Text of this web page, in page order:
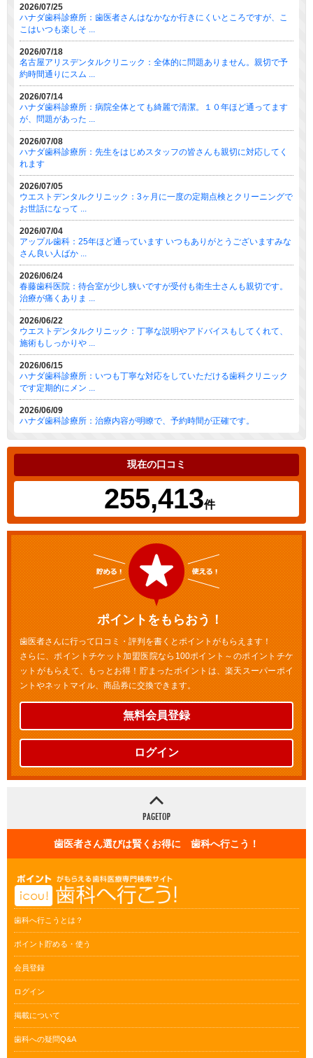
2026/07/25
ハナダ歯科診療所：歯医者さんはなかなか行きにくいところですが、こ
こはいつも楽しそ ...
2026/07/18
名古屋アリスデンタルクリニック：全体的に問題ありません。親切で予
約時間通りにスム ...
2026/07/14
ハナダ歯科診療所：病院全体とても綺麗で清潔。１０年ほど通ってます
が、問題があった ...
2026/07/08
ハナダ歯科診療所：先生をはじめスタッフの皆さんも親切に対応してく
れます
2026/07/05
ウエストデンタルクリニック：3ヶ月に一度の定期点検とクリーニングで
お世話になって ...
2026/07/04
アップル歯科：25年ほど通っています いつもありがとうございますみな
さん良い人ばか ...
2026/06/24
春藤歯科医院：待合室が少し狭いですが受付も衛生士さんも親切です。
治療が痛くありま ...
2026/06/22
ウエストデンタルクリニック：丁寧な説明やアドバイスもしてくれて、
施術もしっかりや ...
2026/06/15
ハナダ歯科診療所：いつも丁寧な対応をしていただける歯科クリニック
です定期的にメン ...
2026/06/09
ハナダ歯科診療所：治療内容が明瞭で、予約時間が正確です。
現在の口コミ
255,413件
ポイントをもらおう！
歯医者さんに行って口コミ・評判を書くとポイントがもらえます！
さらに、ポイントチケット加盟医院なら100ポイント～のポイントチケ
ットがもらえて、もっとお得！貯まったポイントは、楽天スーパーポイ
ントやネットマイル、商品券に交換できます。
無料会員登録
ログイン
歯医者さん選びは賢くお得に 歯科へ行こう！
歯科へ行こうとは？
ポイント貯める・使う
会員登録
ログイン
掲載について
歯科への疑問Q&A